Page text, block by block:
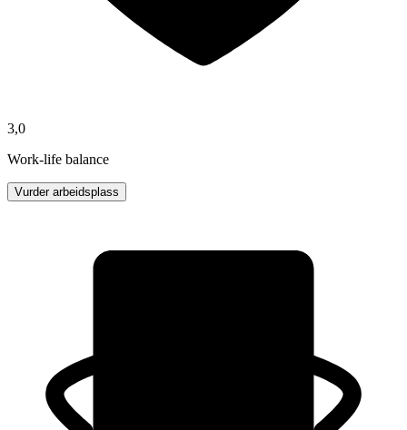
3,0
Work-life balance
Vurder arbeidsplass